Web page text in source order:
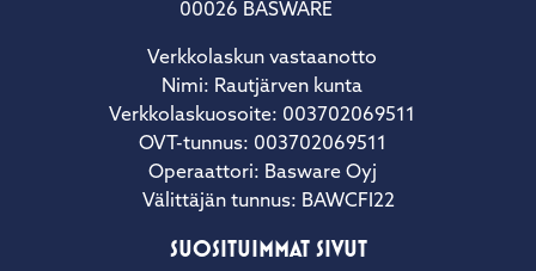
00026 BASWARE
Verkkolaskun vastaanotto
Nimi: Rautjärven kunta
Verkkolaskuosoite: 003702069511
OVT-tunnus: 003702069511
Operaattori: Basware Oyj
Välittäjän tunnus: BAWCFI22
SUOSITUIMMAT SIVUT